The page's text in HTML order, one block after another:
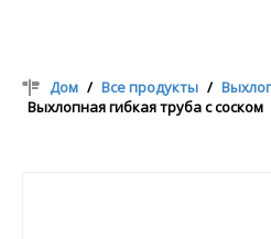
Дом / Все продукты /
Выхлопная гибкая труба с соском